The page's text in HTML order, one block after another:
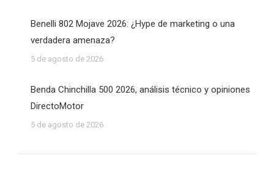
Benelli 802 Mojave 2026: ¿Hype de marketing o una
verdadera amenaza?
5 de agosto de 2026
Benda Chinchilla 500 2026, análisis técnico y opiniones
DirectoMotor
5 de agosto de 2026